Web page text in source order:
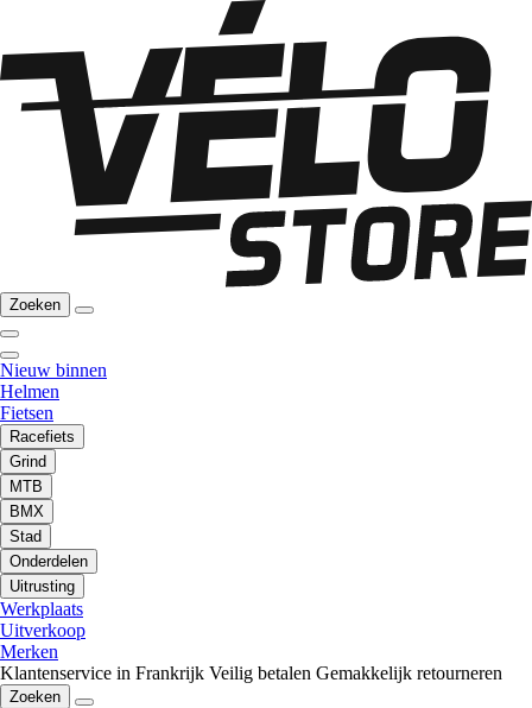
Zoeken
Nieuw binnen
Helmen
Fietsen
Racefiets
Grind
MTB
BMX
Stad
Onderdelen
Uitrusting
Werkplaats
Uitverkoop
Merken
Klantenservice in Frankrijk Veilig betalen Gemakkelijk retourneren
Zoeken